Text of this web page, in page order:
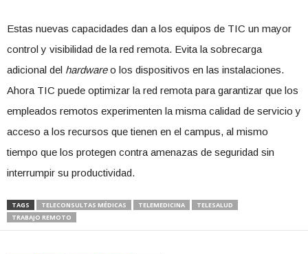
Estas nuevas capacidades dan a los equipos de TIC un mayor
control y visibilidad de la red remota. Evita la sobrecarga
adicional del hardwareo los dispositivos en las instalaciones.
Ahora TIC puede optimizar la red remota para garantizar que los
empleados remotos experimenten la misma calidad de servicio y
acceso a los recursos que tienen en el campus, al mismo
tiempo que los protegen contra amenazas de seguridad sin
interrumpir su productividad.
TAGS TELECONSULTAS MÉDICAS TELEMEDICINA
TELESALUD
TRABAJO REMOTO